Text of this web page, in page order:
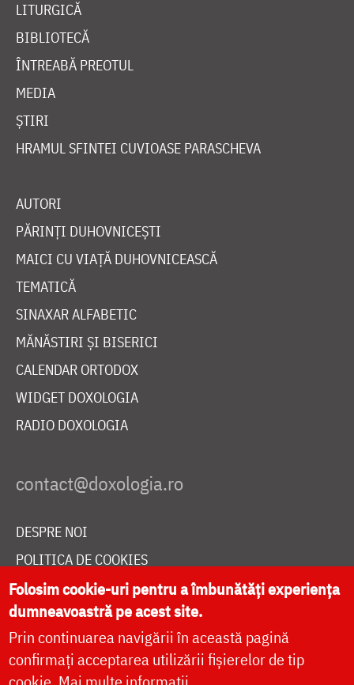
LITURGICĂ
BIBLIOTECĂ
ÎNTREABĂ PREOTUL
MEDIA
ȘTIRI
HRAMUL SFINTEI CUVIOASE PARASCHEVA
AUTORI
PĂRINȚI DUHOVNICEȘTI
MAICI CU VIAȚĂ DUHOVNICEASCĂ
TEMATICĂ
SINAXAR ALFABETIC
MĂNĂSTIRI ȘI BISERICI
CALENDAR ORTODOX
WIDGET DOXOLOGIA
RADIO DOXOLOGIA
DESPRE NOI
POLITICA DE COOKIES
DONEAZĂ ONLINE PENTRU CATEDRALA NAȚIONALĂ
LIVE
Folosim cookie-uri pentru a îmbunătăți experiența
dumneavoastră pe acest site.
Prin continuarea navigării în această pagină
confirmați acceptarea utilizării fișierelor de tip